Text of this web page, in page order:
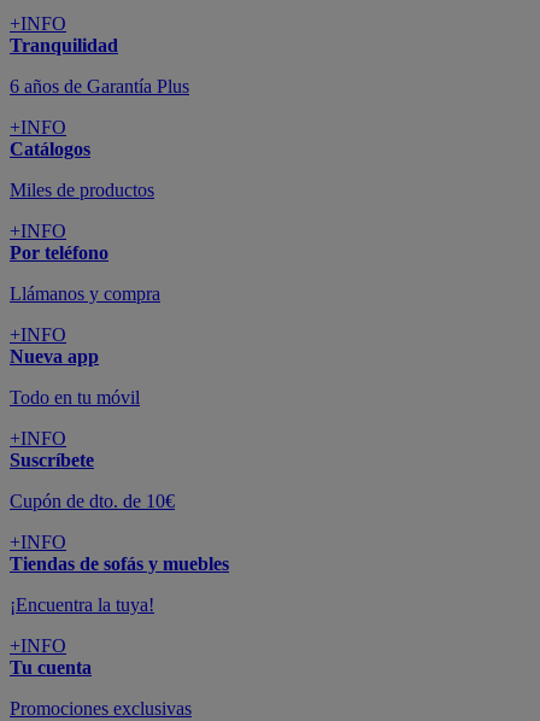
+INFO
Tranquilidad
6 años de Garantía Plus
+INFO
Catálogos
Miles de productos
+INFO
Por teléfono
Llámanos y compra
+INFO
Nueva app
Todo en tu móvil
+INFO
Suscríbete
Cupón de dto. de 10€
+INFO
Tiendas de sofás y muebles
¡Encuentra la tuya!
+INFO
Tu cuenta
Promociones exclusivas